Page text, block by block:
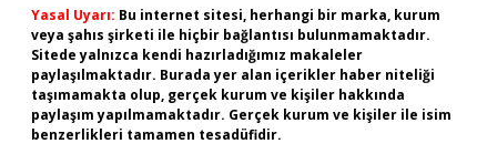
Yasal Uyarı: Bu internet sitesi, herhangi bir marka, kurum
veya şahıs şirketi ile hiçbir bağlantısı bulunmamaktadır.
Sitede yalnızca kendi hazırladığımız makaleler
paylaşılmaktadır. Burada yer alan içerikler haber niteliği
taşımamakta olup, gerçek kurum ve kişiler hakkında
paylaşım yapılmamaktadır. Gerçek kurum ve kişiler ile isim
benzerlikleri tamamen tesadüfidir.